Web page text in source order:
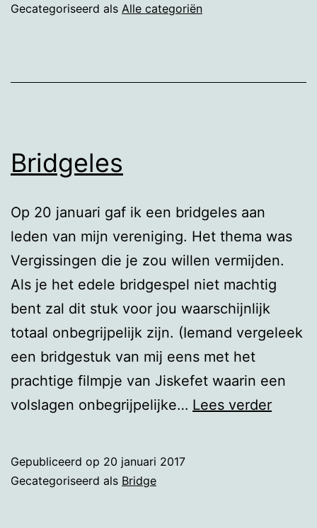
Gecategoriseerd als Alle categoriën
Bridgeles
Op 20 januari gaf ik een bridgeles aan
leden van mijn vereniging. Het thema was
Vergissingen die je zou willen vermijden.
Als je het edele bridgespel niet machtig
bent zal dit stuk voor jou waarschijnlijk
totaal onbegrijpelijk zijn. (Iemand vergeleek
een bridgestuk van mij eens met het
prachtige filmpje van Jiskefet waarin een
volslagen onbegrijpelijke… Lees verder
Gepubliceerd op 20 januari 2017
Gecategoriseerd als Bridge